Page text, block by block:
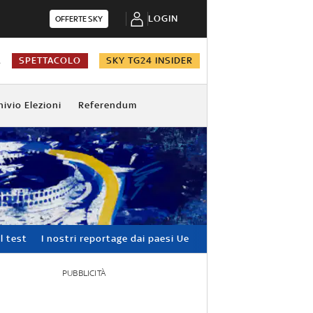
OFFERTE SKY LOGIN
SPETTACOLO SKY TG24 INSIDER
Elezioni Referendum
test I nostri reportage dai paesi Ue
PUBBLICITÀ